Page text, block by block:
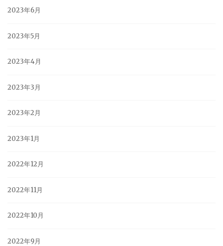
2023年6月
2023年5月
2023年4月
2023年3月
2023年2月
2023年1月
2022年12月
2022年11月
2022年10月
2022年9月